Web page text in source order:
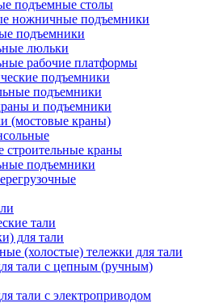
подъемные столы
ножничные подъемники
подъемники
люльки
рабочие платформы
подъемники
подъемники
и подъемники
(мостовые краны)
строительные краны
подъемники
тали
для тали
(холостые) тележки для тали
тали с цепным (ручным)
тали с электроприводом